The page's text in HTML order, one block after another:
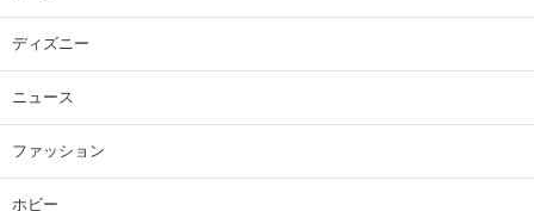
ディズニー
ニュース
ファッション
ホビー